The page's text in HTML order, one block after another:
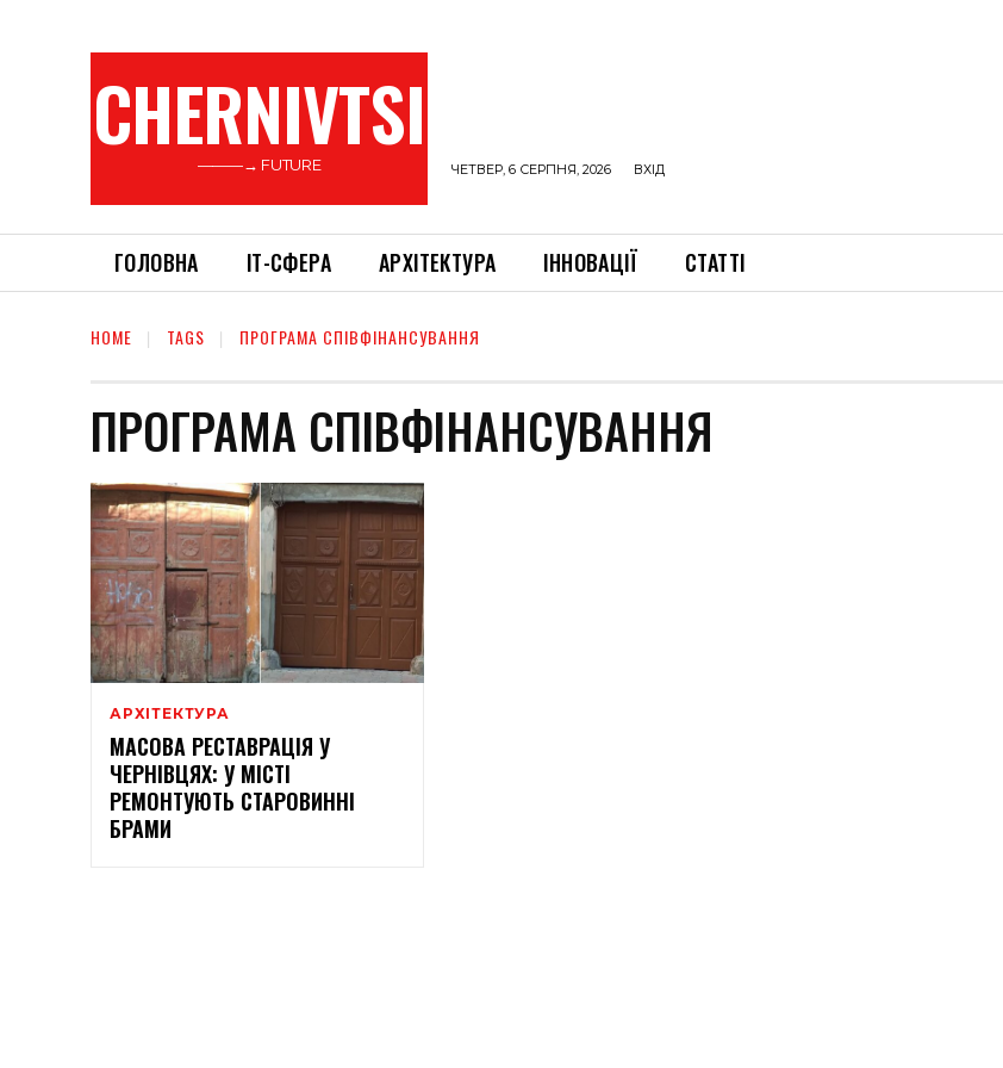
CHERNIVTSI
———→ FUTURE ЧЕТВЕР, 6 СЕРПНЯ, 2026 ВХІД
ГОЛОВНА ІТ-СФЕРА АРХІТЕКТУРА ІННОВАЦІЇ СТАТТІ
HOME TAGS ПРОГРАМА СПІВФІНАНСУВАННЯ
ПРОГРАМА СПІВФІНАНСУВАННЯ
АРХІТЕКТУРА
МАСОВА РЕСТАВРАЦІЯ У
ЧЕРНІВЦЯХ: У МІСТІ
РЕМОНТУЮТЬ СТАРОВИННІ
БРАМИ